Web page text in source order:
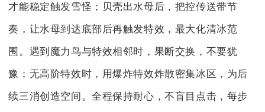
才能稳定触发雪怪；贝壳出水母后，把控传送带节
奏，让水母到达底部后再触发特效，最大化清冰范
围。遇到魔力鸟与特效相邻时，果断交换，不要犹
豫；无高阶特效时，用爆炸特效炸散密集冰区，为后
续三消创造空间。全程保持耐心，不盲目点击，每步